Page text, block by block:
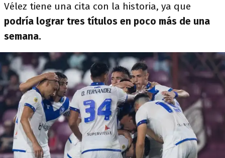
Vélez tiene una cita con la historia, ya que
podría lograr tres títulos en poco más de una
semana.